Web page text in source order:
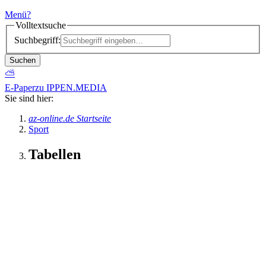
Menü?
Volltextsuche
Suchbegriff:
Suchen
⛅
E-Paperzu IPPEN.MEDIA
Sie sind hier:
az-online.de Startseite
Sport
Tabellen